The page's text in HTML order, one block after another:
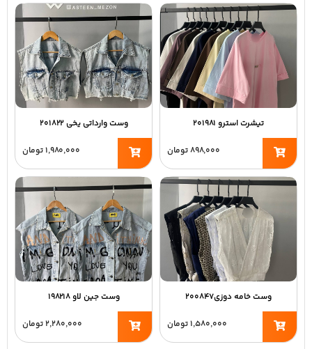
تیشرت استرو ۲۰۱۹۸۱
۸۹۸,۰۰۰تومان
وست وارداتی یخی ۲۰۱۸۲۲
۱,۹۸۰,۰۰۰تومان
وست خامه دوزی۲۰۰۸۴۷
۱,۵۸۰,۰۰۰تومان
وست جین لاو ۱۹۸۲۱۸
۲,۲۸۰,۰۰۰تومان